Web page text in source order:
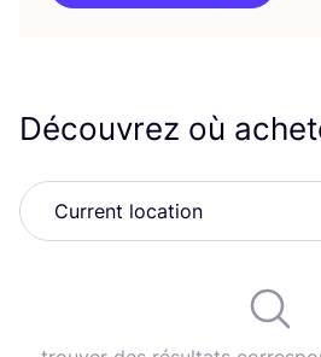
Découvrez où